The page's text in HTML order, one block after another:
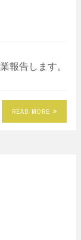
報告します。
READ MORE